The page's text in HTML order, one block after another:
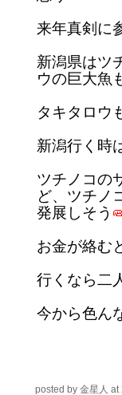
来年真剣に
新潟県はツ
ウの巨大魚
タキタロウ
新潟行く時
ツチノコの
ど、ツチノ
発展しそう
お金が絡む
行くなら二
今から色ん
posted by 金星人 at